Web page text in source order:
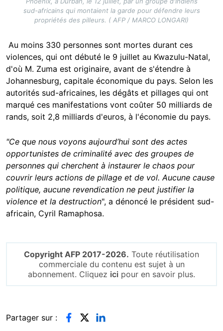
sud-africains qui montaient la garde pour défendre leurs
propriétés des pilleurs. ( AFP / MARCO LONGARI)
Au moins 330 personnes sont mortes durant ces
violences, qui ont débuté le 9 juillet au Kwazulu-Natal,
d'où M. Zuma est originaire, avant de s'étendre à
Johannesburg, capitale économique du pays. Selon les
autorités sud-africaines, les dégâts et pillages qui ont
marqué ces manifestations vont coûter 50 milliards de
rands, soit 2,8 milliards d'euros, à l'économie du pays.
"Ce que nous voyons aujourd’hui sont des actes
opportunistes de criminalité avec des groupes de
personnes qui cherchent à instaurer le chaos pour
couvrir leurs actions de pillage et de vol. Aucune cause
politique, aucune revendication ne peut justifier la
violence et la destruction", a dénoncé le président sud-
africain, Cyril Ramaphosa.
Copyright AFP 2017-2026. Toute réutilisation
commerciale du contenu est sujet à un
abonnement. Cliquez ici pour en savoir plus.
Partager sur :